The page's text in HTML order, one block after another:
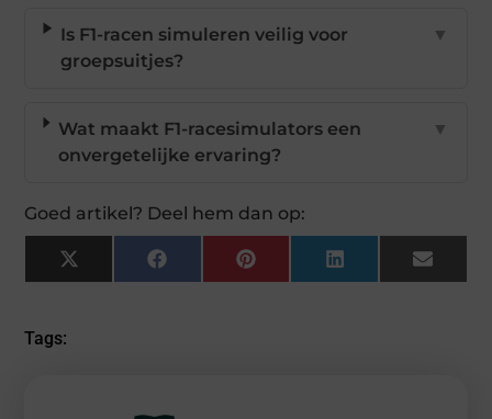
Is F1-racen simuleren veilig voor
groepsuitjes?
▼
Wat maakt F1-racesimulators een
onvergetelijke ervaring?
▼
Goed artikel? Deel hem dan op:
X
(Twitter)
FacebookPinterestLinkedIn Email
Tags: